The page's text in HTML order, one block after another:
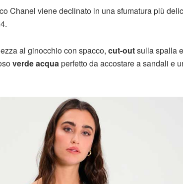
Chanel viene declinato in una sfumatura più
al ginocchio con spacco, cut-outsulla spalla
verde acquaperfetto da accostare a sandali e